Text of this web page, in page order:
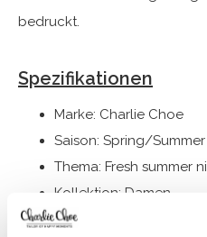
bedruckt.
Spezifikationen
Marke: Charlie Choe
Saison: Spring/Summer
Thema: Fresh summer
Kollektion: Damen
Typ: